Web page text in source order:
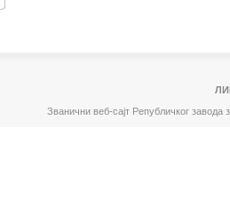
Званични веб-сајт Републичког